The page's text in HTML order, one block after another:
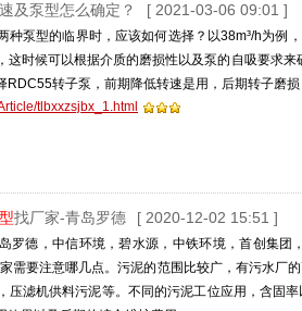
及泵型怎么确定？ [ 2021-03-06 09:01 ]
种泵型的临界时，应该如何选择？以38m³/h为
这时候可以根据介质的磨损性以及泵的自吸要求
RDC55转子泵，前期降低转速是用，后期转子磨
tlbxxzsjbx_1.html
找厂家-青岛罗德 [ 2020-12-02 15:51 ]
罗德，中信环境，碧水源，中铁环境，首创集
需要注意哪几点。污泥的范围比较广，有污水厂
压滤机供料污泥等。不同的污泥工位应用，含固